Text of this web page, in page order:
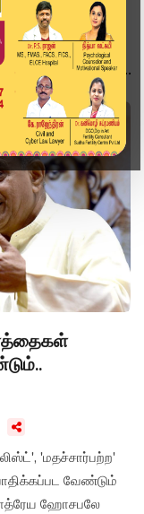
'மதச்சார்பற்ற'
வேண்டும்
ஹோசபலே